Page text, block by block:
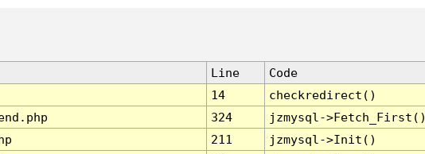
Line
Code
14
checkredirect()
324
jzmysql-
211
jzmysql->Init()